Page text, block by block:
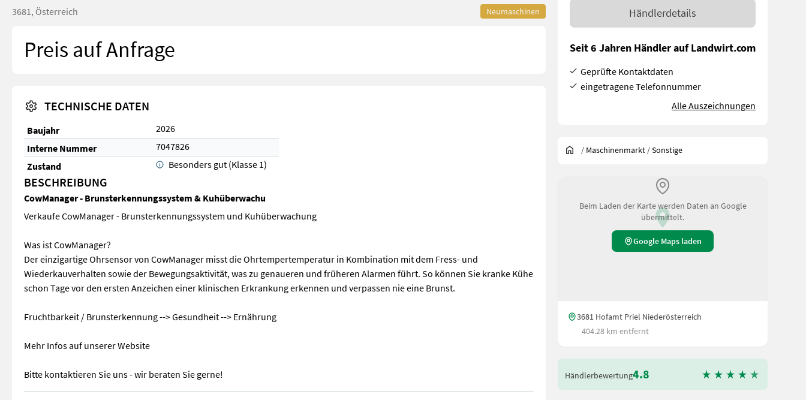
Neumaschinen
3681, Österreich
Preis auf Anfrage
TECHNISCHE DATEN
Baujahr
2026
Interne Nummer
7047826
Zustand
Besonders gut (Klasse 1)
BESCHREIBUNG
CowManager - Brunsterkennungssystem & Kuhüberwachu
Verkaufe CowManager - Brunsterkennungssystem und Kuhüberwachung
Was ist CowManager?
Der einzigartige Ohrsensor von CowManager misst die Ohrtempertemperatur in Kombination mit dem Fress- und
Wiederkauverhalten sowie der Bewegungsaktivität, was zu genaueren und früheren Alarmen führt. So können Sie kranke Kühe
schon Tage vor den ersten Anzeichen einer klinischen Erkrankung erkennen und verpassen nie eine Brunst.
Fruchtbarkeit / Brunsterkennung --> Gesundheit --> Ernährung
Mehr Infos auf unserer Website
Bitte kontaktieren Sie uns - wir beraten Sie gerne!
Verkaufe CowManager - Brunsterkennungssystem und Kuhüberwachung Was ist CowManager? Der einzigartige Ohrsensor von CowManager misst die Ohrtempertemperatur in Kombination
Händlerdetails
Seit 6 Jahren Händler auf Landwirt.com
Geprüfte Kontaktdaten
eingetragene Telefonnummer
Alle Auszeichnungen
/ Maschinenmarkt /Sonstige
Beim Laden der Karte werden Daten an Google
übermittelt.
Google Maps laden
3681 Hofamt Priel Niederösterreich
404.28 km entfernt
Händlerbewertung4.8